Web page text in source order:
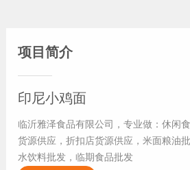
项目简介
印尼小鸡面
临沂雅泽食品有限公司，专业做：休闲
货源供应，折扣店货源供应，米面粮油
水饮料批发，临期食品批发